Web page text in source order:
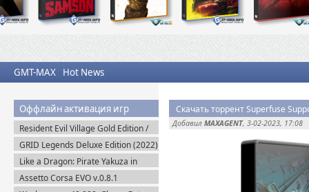
GMT-MAX Hot News
Оффлайн активация игр
Resident Evil Village Gold Edition /
Resident Evil 8 (2021) Portable
GRID Legends Deluxe Edition (2022)
EA-Rip
Like a Dragon: Pirate Yakuza in
Hawaii (2025) Steam-Rip
Assetto Corsa EVO v.0.8.1
(2025/Multiplayer) Пиратка
Скачать торрент Superfuse
Добавил MAXAGENT, 3-02-2023, 17:08